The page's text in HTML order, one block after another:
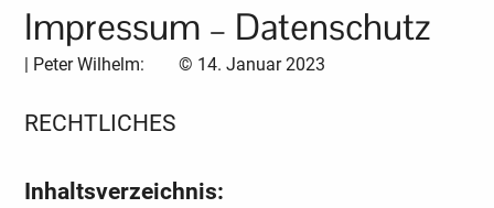
Impressum – Datenschutz
Peter Wilhelm: © 14. Januar 2023
RECHTLICHES
Inhaltsverzeichnis: